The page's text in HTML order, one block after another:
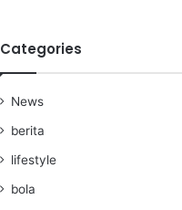
Categories
News
berita
lifestyle
bola